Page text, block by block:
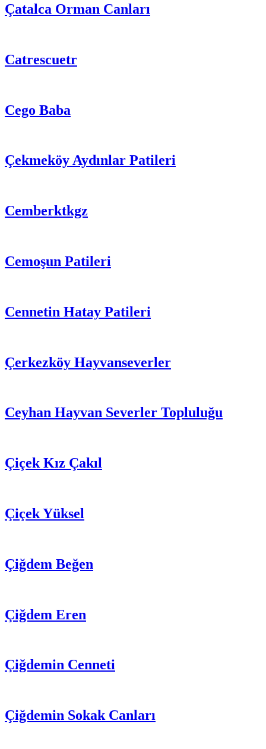
Çatalca Orman Canları
Catrescuetr
Cego Baba
Çekmeköy Aydınlar Patileri
Cemberktkgz
Cemoşun Patileri
Cennetin Hatay Patileri
Çerkezköy Hayvanseverler
Ceyhan Hayvan Severler Topluluğu
Çiçek Kız Çakıl
Çiçek Yüksel
Çiğdem Beğen
Çiğdem Eren
Çiğdemin Cenneti
Çiğdemin Sokak Canları